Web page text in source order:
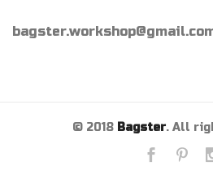
© 2018 Bagster. All